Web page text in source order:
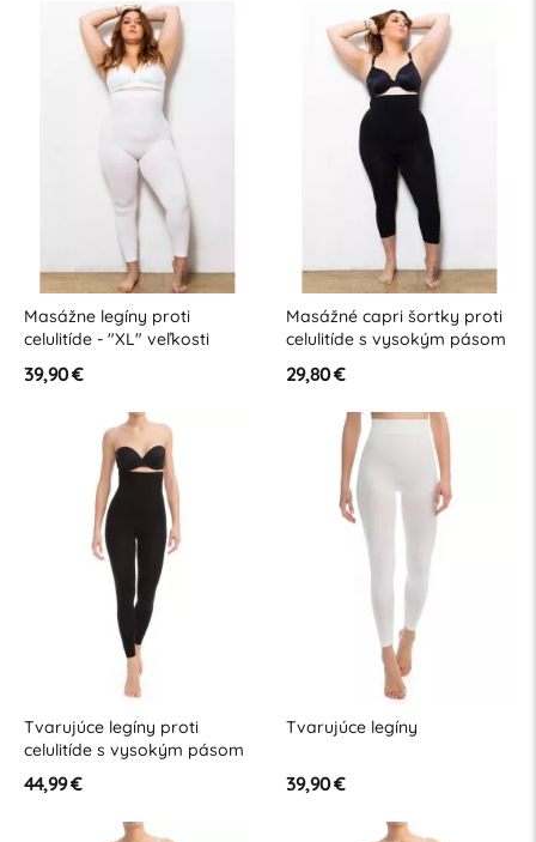
Masážne legíny proti
celulitíde - "XL" veľkosti
39,90 €
Masážné capri šortky proti
celulitíde s vysokým pásom
- "XL" veľkosti
29,80 €
Tvarujúce legíny proti
celulitíde s vysokým pásom
44,99 €
Tvarujúce legíny
39,90 €